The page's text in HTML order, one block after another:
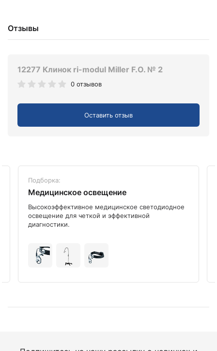
Отзывы
12277 Клинок ri-modul Miller F.O. № 2
0 отзывов
Оставить отзыв
Подборка:
Медицинское освещение
Высокоэффективное медицинское светодиодное
освещение для четкой и эффективной
диагностики.